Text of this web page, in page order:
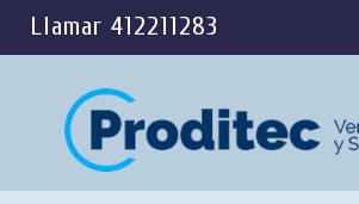
Llamar 412211283